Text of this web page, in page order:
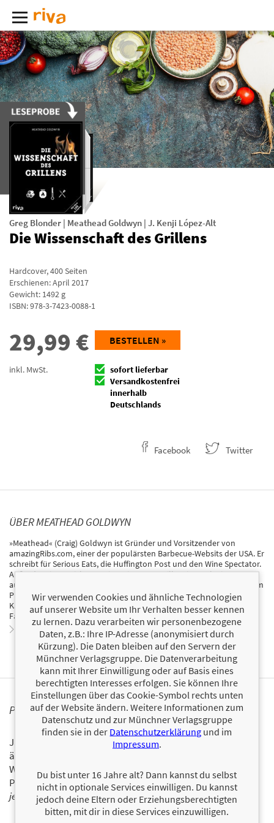
Greg Blonder | Meathead Goldwyn | J. Kenji López-Alt
Die Wissenschaft des Grillens
Hardcover,400Seiten
Erschienen: April 2017
Gewicht: 1492 g
ISBN:978-3-7423-0088-1
29,99 €
inkl. MwSt.
BESTELLEN »
sofort lieferbar
Versandkostenfrei
innerhalb
Deutschlands
Facebook Twitter
ÜBER MEATHEAD GOLDWYN
»Meathead« (Craig) Goldwyn ist Gründer und Vorsitzender von
amazingRibs.com, einer der populärsten Barbecue-Websits der USA. Er
schreibt für Serious Eats, die Huffington Post und den Wine Spectator.
Außerdem ist er nicht nur ein Meister am Grill, er ist auch ein
ausgezeichneter Fotograf. Seine Bilder werden u. a. in der Time und im
Playboy abgedruckt. Er sitzt bei zahlreichen BBQ-Wettbewerben von
Kansas bis Memphis in der Jury und sein Urteil hat nicht nur in
Fachkreisen Gewicht.
Zum Profil von Meathead Goldwyn
PERSONALISIERTE PRODUKTINFORMATIONEN
Ja, ich will über interessante Neuerscheinungen und
ähnliche Produkte informiert werden.
Wir halten Sie per E-Mail auf dem aktuellen Stand über das
Programm der Münchner Verlagsgruppe.Tragen Sie sich
jetzt ein!
E-Mail-Adresse:
Wir verwenden Cookies und ähnliche Technologien
auf unserer Website um Ihr Verhalten besser kennen
zu lernen. Dazu verarbeiten wir personenbezogene
Daten, z.B.: Ihre IP-Adresse (anonymisiert durch
Kürzung). Die Daten bleiben auf den Servern der
Münchner Verlagsgruppe. Die Datenverarbeitung
kann mit Ihrer Einwilligung oder auf Basis eines
berechtigten Interesses erfolgen. Sie können Ihre
Einstellungen über das Cookie-Symbol rechts unten
auf der Website ändern. Weitere Informationen zum
Datenschutz und zur Münchner Verlagsgruppe
finden sie in der Datenschutzerklärung und im
Impressum.
Du bist unter 16 Jahre alt? Dann kannst du selbst
nicht in optionale Services einwilligen. Du kannst
jedoch deine Eltern oder Erziehungsberechtigten
bitten, mit dir in diese Services einzuwilligen.